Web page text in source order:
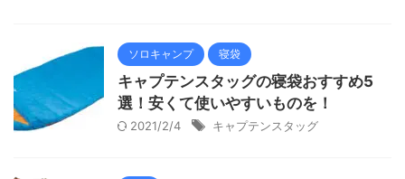
ソロキャンプ 寝袋
キャプテンスタッグの寝袋おすすめ5
選！安くて使いやすいものを！
2021/2/4 キャプテンスタッグ